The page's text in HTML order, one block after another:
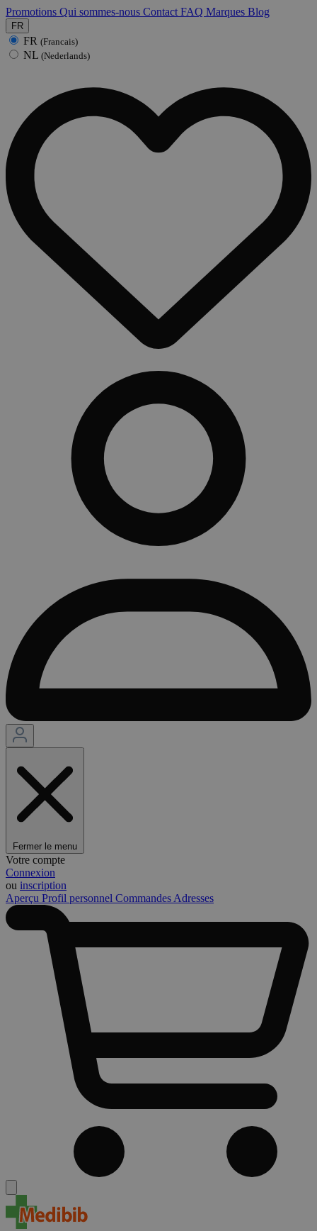
Promotions Qui sommes-nous Contact FAQ Marques Blog
FR
FR (Francais)
NL (Nederlands)
Fermer le menu
Votre compte
Connexion
ou inscription
Aperçu Profil personnel Commandes Adresses